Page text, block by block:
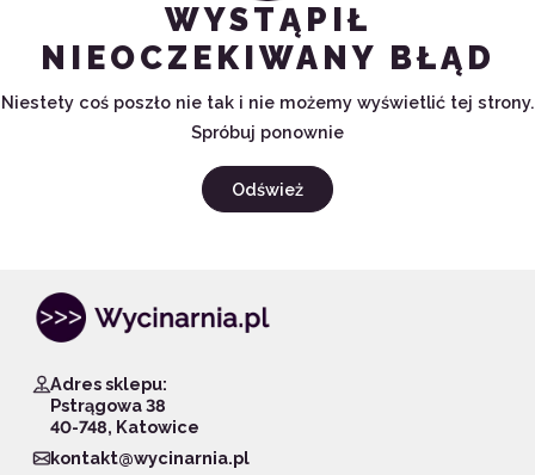
WYSTĄPIŁ
NIEOCZEKIWANY BŁĄD
Niestety coś poszło nie tak i nie możemy wyświetlić tej strony.
Spróbuj ponownie
Odśwież
Adres sklepu:
Pstrągowa 38
40-748, Katowice
kontakt@wycinarnia.pl